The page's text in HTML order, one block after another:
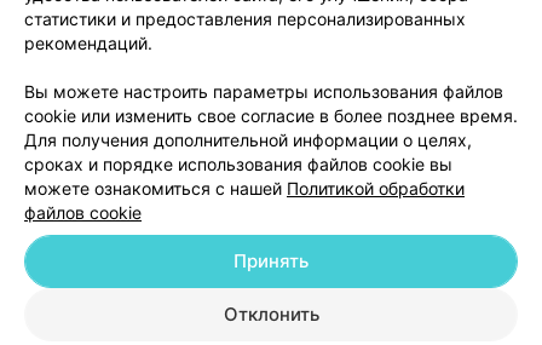
Вакансии
Партнеры
Написать руководителю 103.by
Персональные настройки cookie
Обработка персональных данных
© 2026 ООО «Артокс Лаб», УНП 191700409| 220012, Республика Беларусь,
статистики и предоставления персонализированных
рекомендаций.
Вы можете настроить параметры использования файлов
cookie или изменить свое согласие в более позднее время.
Для получения дополнительной информации о целях,
сроках и порядке использования файлов cookie вы
можете ознакомиться с нашей Политикой обработки
файлов cookie
Отклонить
Принять